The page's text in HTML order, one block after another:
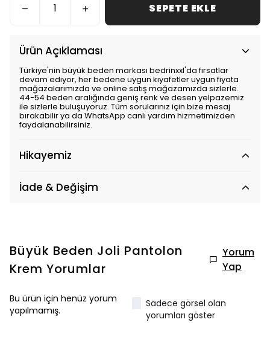
SEPETE EKLE
Ürün Açıklaması
Türkiye'nin büyük beden markası bedrinxxl'da fırsatlar
devam ediyor, her bedene uygun kıyafetler uygun fiyata
mağazalarımızda ve online satış mağazamızda sizlerle.
44-54 beden aralığında geniş renk ve desen yelpazemiz
ile sizlerle buluşuyoruz. Tüm sorularınız için bize mesaj
bırakabilir ya da WhatsApp canlı yardım hizmetimizden
faydalanabilirsiniz.
Hikayemiz
İade & Değişim
Büyük Beden Joli Pantolon
Krem Yorumlar
Yorum
Yap
Bu ürün için henüz yorum
yapılmamış.
Sadece görsel olan
yorumları göster